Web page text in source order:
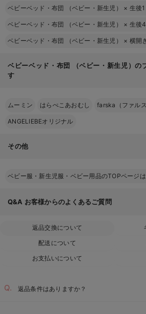
ベビーベッド・布団 （ベビー・新生児） × 生後
ベビーベッド・布団 （ベビー・新生児） × 生後
ベビーベッド・布団 （ベビー・新生児） × 横開き
ベビーベッド・布団 （ベビー・新生児）の
す
ムーミン はらぺこあおむし farska（ファルス
ANGELIEBEオリジナル
その他
ベビー服・新生児服・ベビー用品のTOPページ
Q&A お客様からのよくあるご質問
返品交換について
配送について
お支払いについて
返品条件はありますか？